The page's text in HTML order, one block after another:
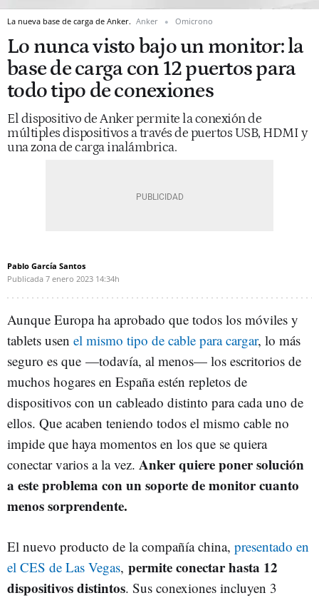
La nueva base de carga de Anker. Anker Omicrono
Lo nunca visto bajo un monitor: la
base de carga con 12 puertos para
todo tipo de conexiones
El dispositivo de Anker permite la conexión de
múltiples dispositivos a través de puertos USB, HDMI y
una zona de carga inalámbrica.
Pablo García Santos
Publicada 7 enero 2023 14:34h
Aunque Europa ha aprobado que todos los móviles y
tablets usen el mismo tipo de cable para cargar, lo más
seguro es que —todavía, al menos— los escritorios de
muchos hogares en España estén repletos de
dispositivos con un cableado distinto para cada uno de
ellos. Que acaben teniendo todos el mismo cable no
impide que haya momentos en los que se quiera
conectar varios a la vez. Anker quiere poner solución
a este problema con un soporte de monitor cuanto
menos sorprendente.
El nuevo producto de la compañía china, presentado en
el CES de Las Vegas, permite conectar hasta 12
dispositivos distintos. Sus conexiones incluyen 3